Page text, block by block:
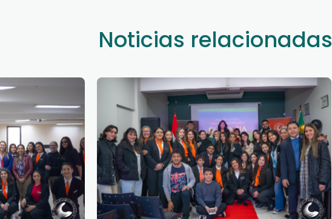
Noticias relacionadas